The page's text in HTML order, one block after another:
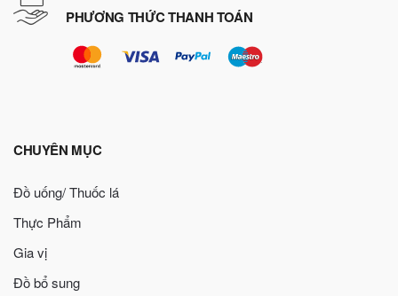
PHƯƠNG THỨC THANH TOÁN
CHUYÊN MỤC
Đồ uống/ Thuốc lá
Thực Phẩm
Gia vị
Đồ bổ sung